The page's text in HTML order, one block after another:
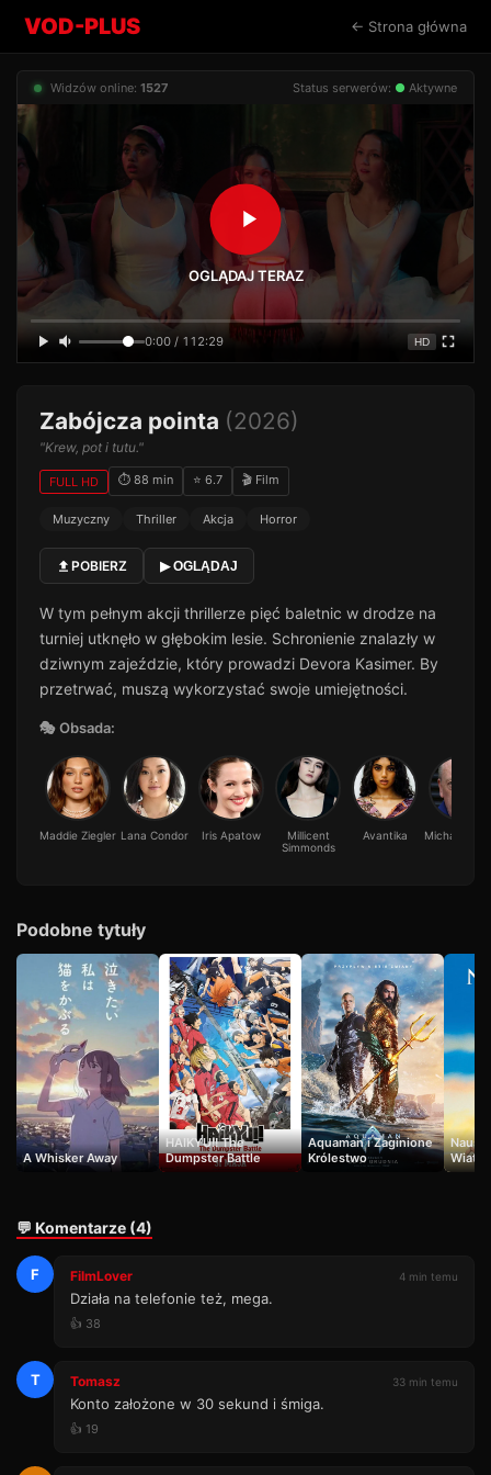
VOD-PLUS ← Strona główna
Widzów online: 1527 Status serwerów: ● Aktywne
OGLĄDAJ TERAZ
0:00 / 112:29 HD
Zabójcza pointa (2026)
"Krew, pot i tutu."
FULL HD ⏱ 88 min ⭐ 6.7 🎬 Film
Muzyczny Thriller Akcja Horror
POBIERZ ▶ OGLĄDAJ
W tym pełnym akcji thrillerze pięć baletnic w drodze na
turniej utknęło w głębokim lesie. Schronienie znalazły w
dziwnym zajeździe, który prowadzi Devora Kasimer. By
przetrwać, muszą wykorzystać swoje umiejętności.
🎭 Obsada:
Maddie Ziegler Lana Condor Iris Apatow
Millicent
Simmonds
Avantika Michael
Podobne tytuły
A Whisker Away
HAIKYU!! The
Dumpster Battle
Aquaman i Zaginione
Królestwo
Wiatru
💬 Komentarze (4)
F FilmLover 4 min temu
Działa na telefonie też, mega.
👍 38
T Tomasz 33 min temu
Konto założone w 30 sekund i śmiga.
👍 19